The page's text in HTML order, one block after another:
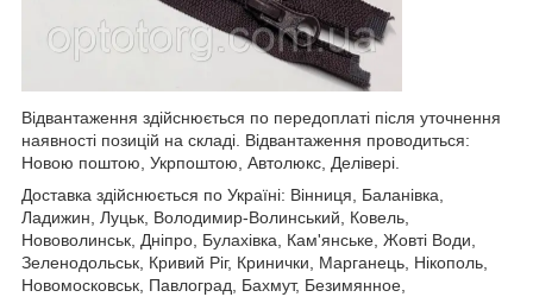
Відвантаження здійснюється по передоплаті після уточнення
наявності позицій на складі. Відвантаження проводиться:
Новою поштою, Укрпоштою, Автолюкс, Делівері.
Доставка здійснюється по Україні: Вінниця, Баланівка,
Ладижин, Луцьк, Володимир-Волинський, Ковель,
Нововолинськ, Дніпро, Булахівка, Кам'янське, Жовті Води,
Зеленодольськ, Кривий Ріг, Кринички, Марганець, Нікополь,
Новомосковськ, Павлоград, Бахмут, Безимянное,